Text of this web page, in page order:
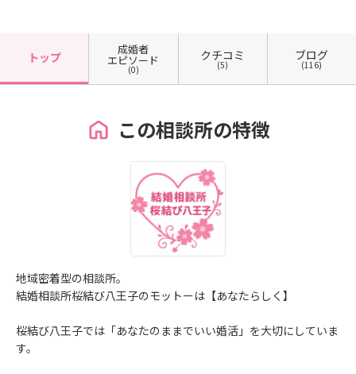
トップ
成婚者
エピソード
(0)
クチコミ
(5)
ブログ
(116)
この相談所の特徴
地域密着型の相談所。
結婚相談所桜結び八王子のモットーは【あなたらしく】
桜結び八王子では「あなたのままでいい婚活」を大切にしていま
す。